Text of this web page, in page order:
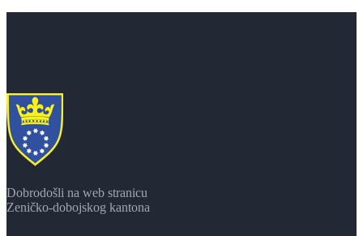
Dobrodošli na web stranicu
Zeničko-dobojskog kantona